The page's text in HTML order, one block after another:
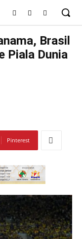
Brasil
Piala Dunia
Pinterest